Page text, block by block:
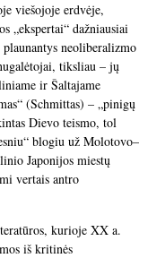
viešojoje erdvėje,
„ekspertai“ dažniausiai
neoliberalizmo
tiksliau – jų
ir Šaltajame
(Schmittas) – „pinigų
Dievo teismo, tol
blogiu už Molotovo–
Japonijos miestų
vertais antro
kurioje XX a.
iš kritinės